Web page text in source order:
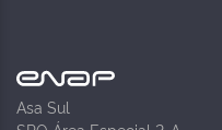
Asa Sul